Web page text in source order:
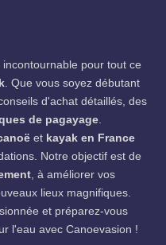
pour tout ce
. Que vous soyez débutant
d'achat détaillés, des
de pagayage
et kayak en France
Notre objectif est de
, à améliorer vos
lieux magnifiques.
et préparez-vous
l'eau avec Canoevasion !